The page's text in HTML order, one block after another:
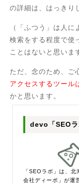
の詳細は、はっきり
（「ふつう」は人
検索をする程度で使
ことはないと思いま
ただ、念のため、ご
アクセスするツール
かと思います。
devo「SEO
「SEOラボ」は、
会社ディーボ」が運